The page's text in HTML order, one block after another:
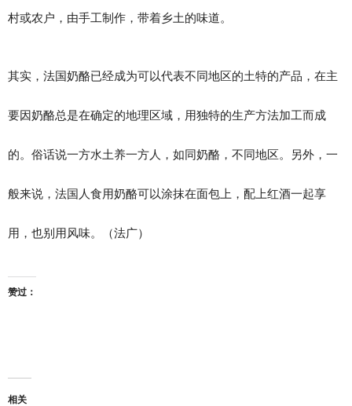
村或农户，由手工制作，带着乡土的味道。
其实，法国奶酪已经成为可以代表不同地区的土特的产品，在主
要因奶酪总是在确定的地理区域，用独特的生产方法加工而成
的。俗话说一方水土养一方人，如同奶酪，不同地区。另外，一
般来说，法国人食用奶酪可以涂抹在面包上，配上红酒一起享
用，也别用风味。（法广）
赞过：
相关